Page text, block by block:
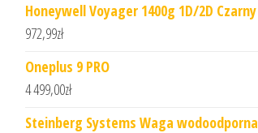
Honeywell Voyager 1400g 1D/2D Czarny
972,99zł
Oneplus 9 PRO
4 499,00zł
Steinberg Systems Waga wodoodporna